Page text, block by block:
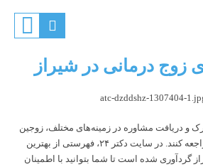
زوج درمانی در شیراز
و دریافت مشاوره در زمینه‌های مختلف، زوجین
می‌توانند به زوج‌درمانگر مراجعه کنند. در سایت دکتر ۲۴، فهرستی از بهترین
گردآوری شده است تا شما بتوانید با اطمینان